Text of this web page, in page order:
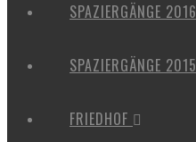
SPAZIERGÄNGE 2016
SPAZIERGÄNGE 2015
FRIEDHOF